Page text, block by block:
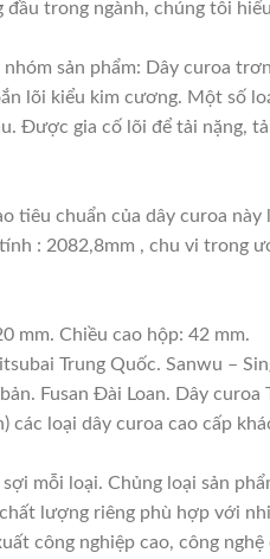
trong ngành, chúng tôi
sản phẩm: Dây curoa
lõi kiểu kim cương. Một số
Được gia cố lõi để tải nặng,
tiêu chuẩn của dây curoa này
: 2082,8mm , chu vi trong
mm. Chiều cao hộp: 42 mm.
Trung Quốc. Sanwu –
Fusan Đài Loan. Dây curoa
loại dây curoa cao cấp
mỗi loại. Chủng loại sản
lượng riêng phù hợp với
công nghiệp cao, công